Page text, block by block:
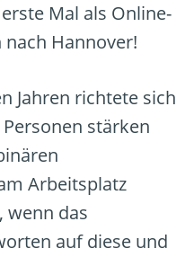
Mal als Online-
Hannover!
Jahren richtete sich
stärken
Arbeitsplatz
wenn das
auf diese und